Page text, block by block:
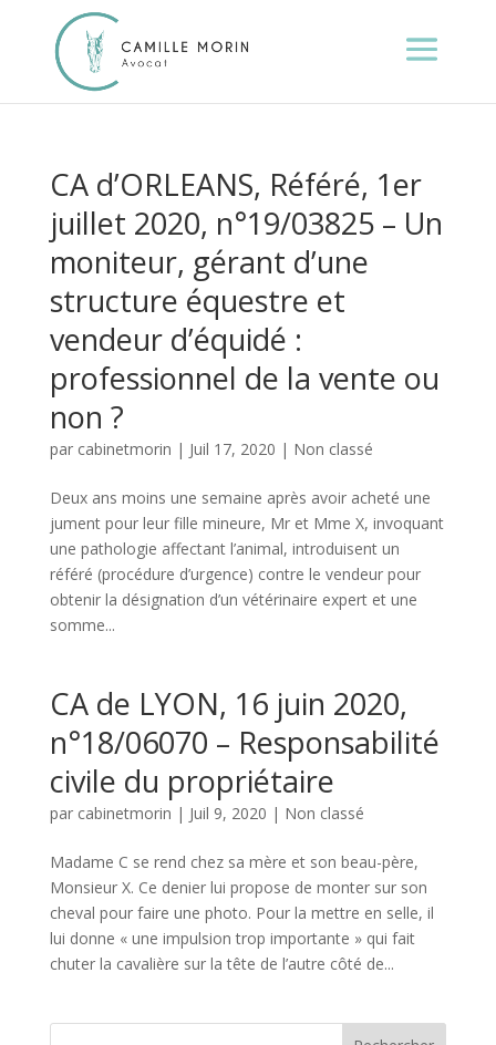
CA d’ORLEANS, Référé, 1er
juillet 2020, n°19/03825 – Un
moniteur, gérant d’une
structure équestre et
vendeur d’équidé :
professionnel de la vente ou
non ?
par cabinetmorin | Juil 17, 2020 | Non classé
Deux ans moins une semaine après avoir acheté une
jument pour leur fille mineure, Mr et Mme X, invoquant
une pathologie affectant l’animal, introduisent un
référé (procédure d’urgence) contre le vendeur pour
obtenir la désignation d’un vétérinaire expert et une
somme...
CA de LYON, 16 juin 2020,
n°18/06070 – Responsabilité
civile du propriétaire
par cabinetmorin | Juil 9, 2020 | Non classé
Madame C se rend chez sa mère et son beau-père,
Monsieur X. Ce denier lui propose de monter sur son
cheval pour faire une photo. Pour la mettre en selle, il
lui donne « une impulsion trop importante » qui fait
chuter la cavalière sur la tête de l’autre côté de...